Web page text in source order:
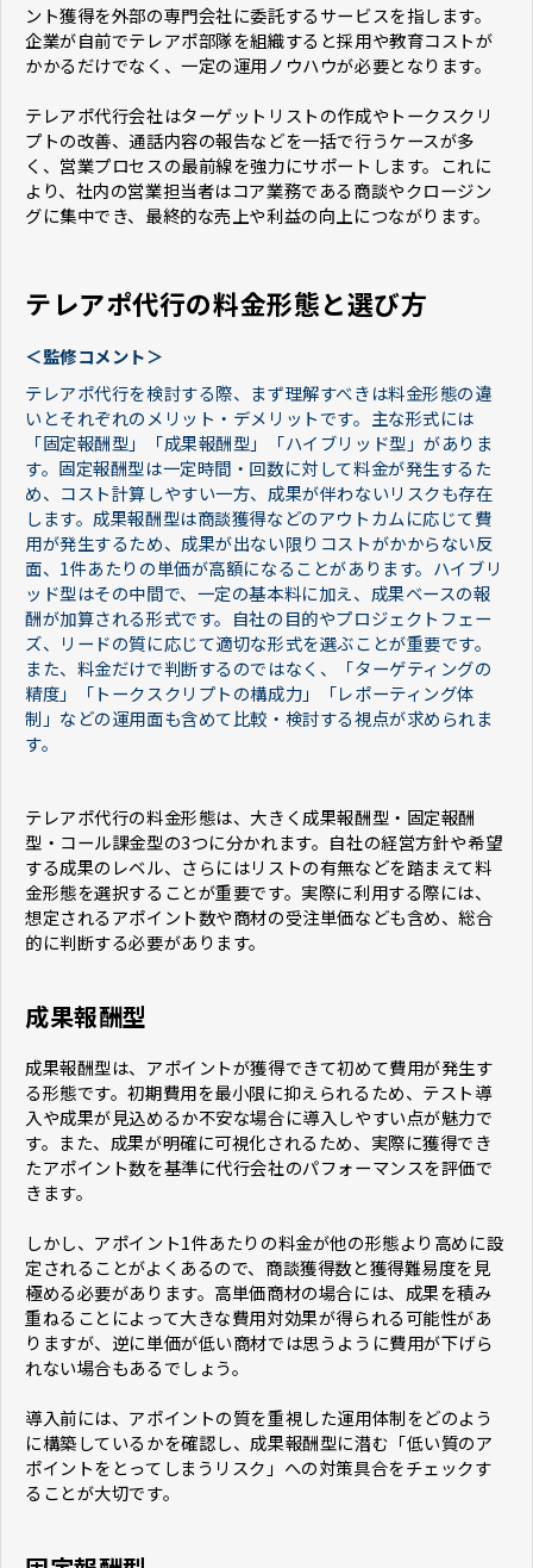
ント獲得を外部の専門会社に委託するサービスを指します。
企業が自前でテレアポ部隊を組織すると採用や教育コストが
かかるだけでなく、一定の運用ノウハウが必要となります。
テレアポ代行会社はターゲットリストの作成やトークスクリ
プトの改善、通話内容の報告などを一括で行うケースが多
く、営業プロセスの最前線を強力にサポートします。これに
より、社内の営業担当者はコア業務である商談やクロージン
グに集中でき、最終的な売上や利益の向上につながります。
テレアポ代行の料金形態と選び方
＜監修コメント＞
テレアポ代行を検討する際、まず理解すべきは料金形態の違
いとそれぞれのメリット・デメリットです。主な形式には
「固定報酬型」「成果報酬型」「ハイブリッド型」がありま
す。固定報酬型は一定時間・回数に対して料金が発生するた
め、コスト計算しやすい一方、成果が伴わないリスクも存在
します。成果報酬型は商談獲得などのアウトカムに応じて費
用が発生するため、成果が出ない限りコストがかからない反
面、1件あたりの単価が高額になることがあります。ハイブリ
ッド型はその中間で、一定の基本料に加え、成果ベースの報
酬が加算される形式です。自社の目的やプロジェクトフェー
ズ、リードの質に応じて適切な形式を選ぶことが重要です。
また、料金だけで判断するのではなく、「ターゲティングの
精度」「トークスクリプトの構成力」「レポーティング体
制」などの運用面も含めて比較・検討する視点が求められま
す。
テレアポ代行の料金形態は、大きく成果報酬型・固定報酬
型・コール課金型の3つに分かれます。自社の経営方針や希望
する成果のレベル、さらにはリストの有無などを踏まえて料
金形態を選択することが重要です。実際に利用する際には、
想定されるアポイント数や商材の受注単価なども含め、総合
的に判断する必要があります。
成果報酬型
成果報酬型は、アポイントが獲得できて初めて費用が発生す
る形態です。初期費用を最小限に抑えられるため、テスト導
入や成果が見込めるか不安な場合に導入しやすい点が魅力で
す。また、成果が明確に可視化されるため、実際に獲得でき
たアポイント数を基準に代行会社のパフォーマンスを評価で
きます。
しかし、アポイント1件あたりの料金が他の形態より高めに設
定されることがよくあるので、商談獲得数と獲得難易度を見
極める必要があります。高単価商材の場合には、成果を積み
重ねることによって大きな費用対効果が得られる可能性があ
りますが、逆に単価が低い商材では思うように費用が下げら
れない場合もあるでしょう。
導入前には、アポイントの質を重視した運用体制をどのよう
に構築しているかを確認し、成果報酬型に潜む「低い質のア
ポイントをとってしまうリスク」への対策具合をチェックす
ることが大切です。